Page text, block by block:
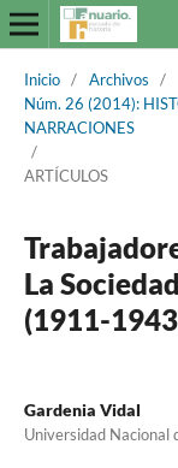
Inicio / Archivos
/
Núm. 26 (2014):
NARRACIONES
/
ARTÍCULOS
La
(1911-
Gardenia Vidal
Universidad Nacional